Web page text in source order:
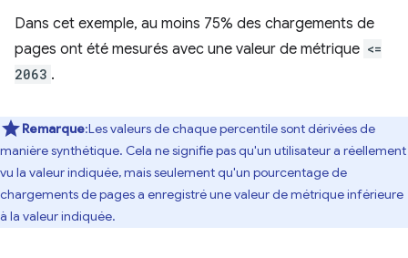
Dans cet exemple, au moins 75% des chargements de
pages ont été mesurés avec une valeur de métrique <=
2063 .
Remarque:Les valeurs de chaque percentile sont dérivées de
manière synthétique. Cela ne signifie pas qu'un utilisateur a réellement
vu la valeur indiquée, mais seulement qu'un pourcentage de
chargements de pages a enregistré une valeur de métrique inférieure
à la valeur indiquée.